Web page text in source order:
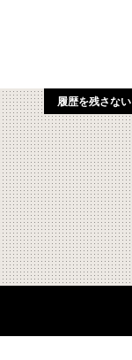
履歴を残さない